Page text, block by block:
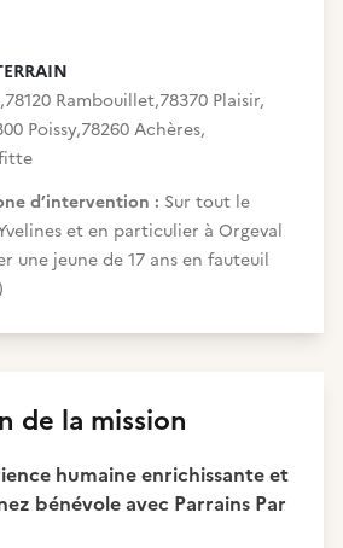
,78120 Rambouillet,78370 Plaisir,
Poissy,78260 Achères,
d’intervention : Sur tout le
et en particulier à Orgeval
une jeune de 17 ans en fauteuil
de la mission
humaine enrichissante et
bénévole avec Parrains Par